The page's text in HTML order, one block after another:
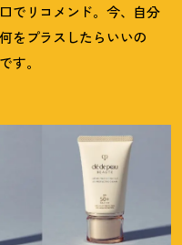
でリコメンド。今、自分
をプラスしたらいいの
す。